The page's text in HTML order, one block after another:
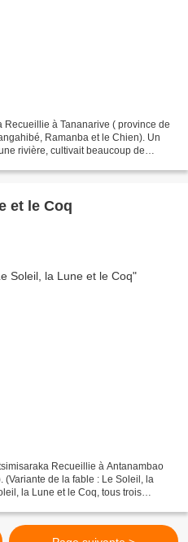
à Tananarive ( province de
Ramanba et le Chien). Un
rivière, cultivait beaucoup de
et le Coq
Recueillie à Antanambao
(Variante de la fable : Le Soleil, la
la Lune et le Coq, tous trois